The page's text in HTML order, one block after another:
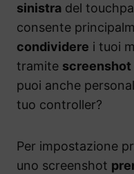
sinistra del
consente
condividere i tuoi
tramite screenshot
puoi anche
tuo controller?
Per impostazione
uno screenshot